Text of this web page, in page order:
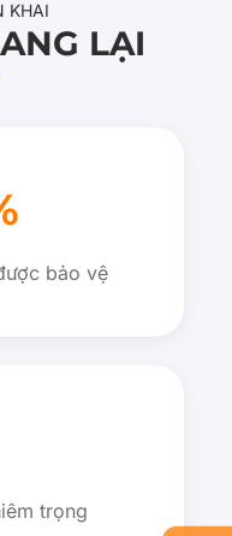
KHAI
LẠI
bảo vệ
trọng